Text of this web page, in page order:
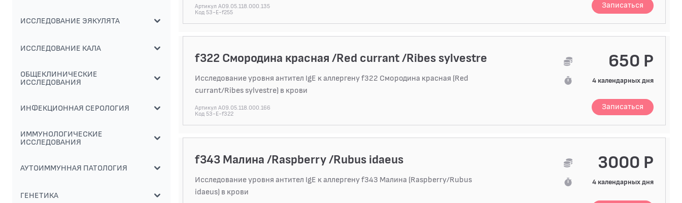
ИССЛЕДОВАНИЕ ЭЯКУЛЯТА
ИССЛЕДОВАНИЕ КАЛА
ОБЩЕКЛИНИЧЕСКИЕ
ИССЛЕДОВАНИЯ
ИНФЕКЦИОННАЯ СЕРОЛОГИЯ
ИММУНОЛОГИЧЕСКИЕ
ИССЛЕДОВАНИЯ
АУТОИММУННАЯ ПАТОЛОГИЯ
ГЕНЕТИКА
Артикул A09.05.118.000.135
Код 53-E-f255
Записаться
f322 Смородина красная /Red currant /Ribes sylvestre
Исследование уровня антител IgE к аллергену f322 Смородина красная (Red
currant/Ribes sylvestre) в крови
Артикул A09.05.118.000.166
Код 53-E-f322
650 Р
4 календарных дня
Записаться
f343 Малина /Raspberry /Rubus idaeus
Исследование уровня антител IgE к аллергену f343 Малина (Raspberry/Rubus
idaeus) в крови
3000 Р
4 календарных дня